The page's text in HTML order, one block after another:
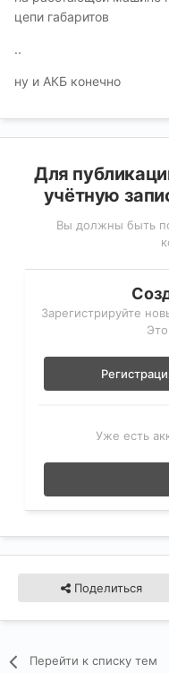
цепи габаритов
..
ну и АКБ конечно
Для
учётную
Вы должны быть
Зарегистрируйте
Уже есть
Поделиться
Перейти к списку тем